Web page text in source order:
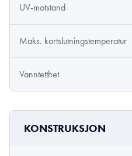
UV-motstand
Maks. kortslutningstemperatur
Vanntetthet
KONSTRUKSJON